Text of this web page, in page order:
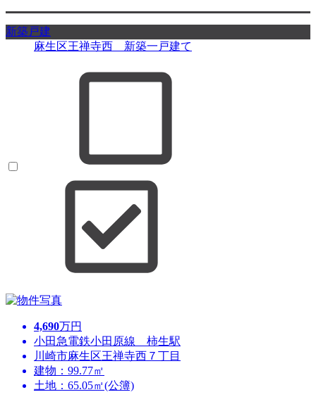
新築戸建
麻生区王禅寺西 新築一戸建て
4,690万円
小田急電鉄小田原線 柿生駅
川崎市麻生区王禅寺西７丁目
建物：99.77㎡
土地：65.05㎡(公簿)